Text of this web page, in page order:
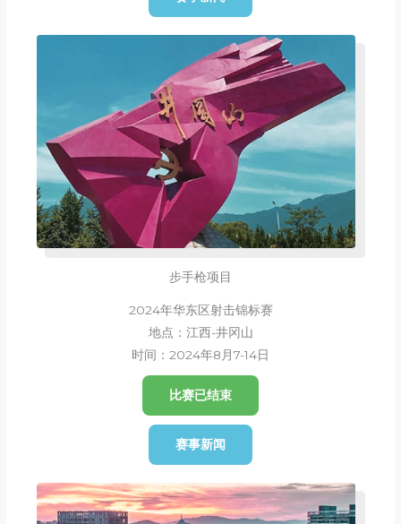
步手枪项目
2024年华东区射击锦标赛
地点：江西-井冈山
时间：2024年8月7-14日
比赛已结束
赛事新闻